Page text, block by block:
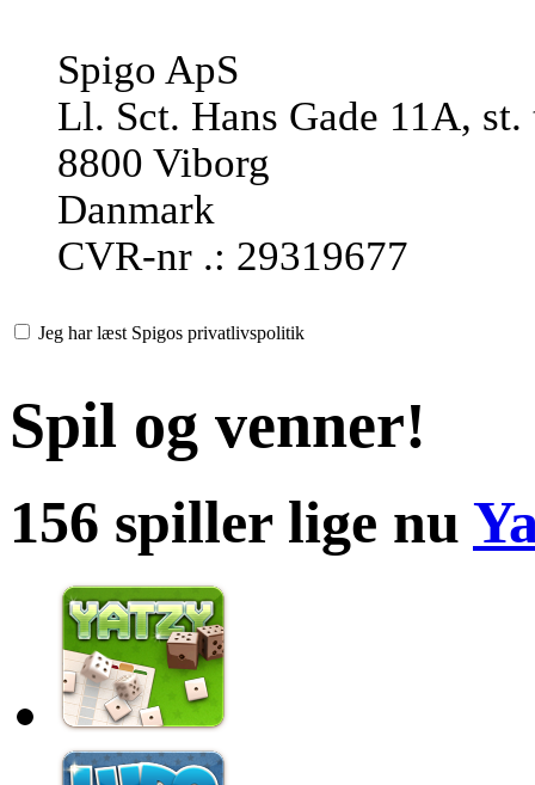
Spigo ApS
Ll. Sct. Hans Gade 11A, st.
8800 Viborg
Danmark
CVR-nr .: 29319677
Jeg har læst Spigos privatlivspolitik
Spil og venner!
156 spiller lige nu